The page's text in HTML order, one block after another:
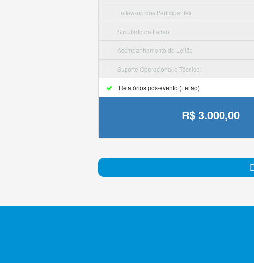
Follow-up dos Participantes
Simulado do Leilão
Acompanhamento do Leilão
Suporte Operacional e Técnico
Relatórios pós-evento (Leilão)
R$ 3.000,00